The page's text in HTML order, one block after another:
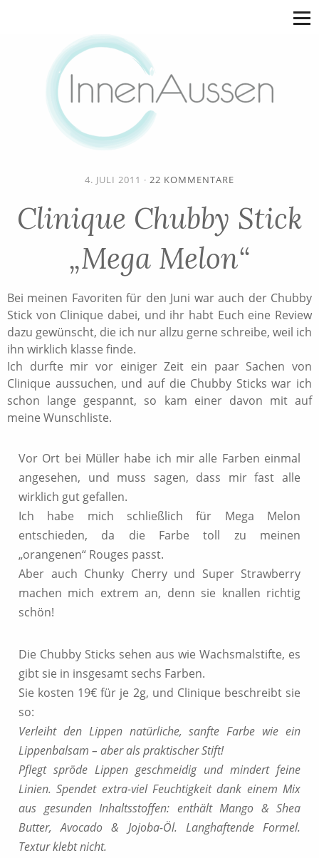
4. JULI 2011 · 22 KOMMENTARE
Clinique Chubby Stick
„Mega Melon“
Bei meinen Favoriten für den Juni war auch der Chubby
Stick von Clinique dabei, und ihr habt Euch eine Review
dazu gewünscht, die ich nur allzu gerne schreibe, weil ich
ihn wirklich klasse finde.
Ich durfte mir vor einiger Zeit ein paar Sachen von
Clinique aussuchen, und auf die Chubby Sticks war ich
schon lange gespannt, so kam einer davon mit auf
meine Wunschliste.
Vor Ort bei Müller habe ich mir alle Farben einmal
angesehen, und muss sagen, dass mir fast alle
wirklich gut gefallen.
Ich habe mich schließlich für Mega Melon
entschieden, da die Farbe toll zu meinen
„orangenen“ Rouges passt.
Aber auch Chunky Cherry und Super Strawberry
machen mich extrem an, denn sie knallen richtig
schön!
Die Chubby Sticks sehen aus wie Wachsmalstifte, es
gibt sie in insgesamt sechs Farben.
Sie kosten 19€ für je 2g, und Clinique beschreibt sie
so:
Verleiht den Lippen natürliche, sanfte Farbe wie ein
Lippenbalsam – aber als praktischer Stift!
Pflegt spröde Lippen geschmeidig und mindert feine
Linien. Spendet extra-viel Feuchtigkeit dank einem Mix
aus gesunden Inhaltsstoffen: enthält Mango & Shea
Butter, Avocado & Jojoba-Öl. Langhaftende Formel.
Textur klebt nicht.